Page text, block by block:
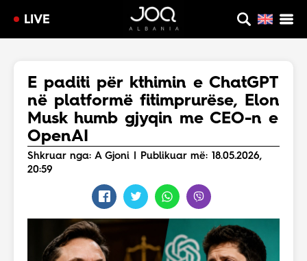
LIVE
E paditi për kthimin e ChatGPT
në platformë fitimprurëse, Elon
Musk humb gjyqin me CEO-n e
OpenAI
Shkruar nga: A Gjoni | Publikuar më: 18.05.2026,
20:59